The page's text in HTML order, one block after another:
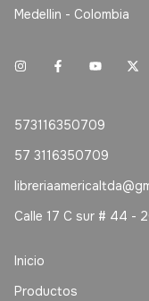
Medellin - Colombia
573116350709
57 3116350709
Calle 17 C sur # 44 -
Inicio
Productos